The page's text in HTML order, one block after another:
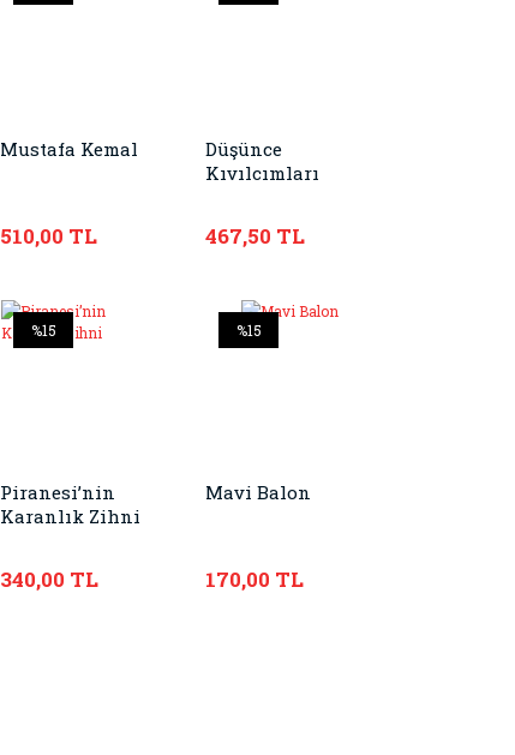
Mustafa Kemal
510,00 TL
Düşünce
Kıvılcımları
467,50 TL
%15
Piranesi’nin
Karanlık Zihni
340,00 TL
%15
Mavi Balon
170,00 TL